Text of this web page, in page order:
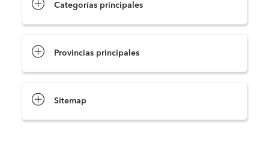
Categorías principales
Provincias principales
Sitemap